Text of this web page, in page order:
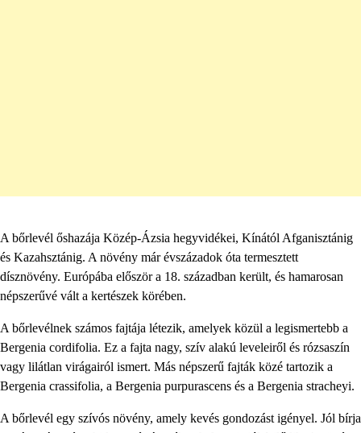
A bőrlevél őshazája Közép-Ázsia hegyvidékei, Kínától Afganisztánig
és Kazahsztánig. A növény már évszázadok óta termesztett
dísznövény. Európába először a 18. században került, és hamarosan
népszerűvé vált a kertészek körében.
A bőrlevélnek számos fajtája létezik, amelyek közül a legismertebb a
Bergenia cordifolia. Ez a fajta nagy, szív alakú leveleiről és rózsaszín
vagy lilátlan virágairól ismert. Más népszerű fajták közé tartozik a
Bergenia crassifolia, a Bergenia purpurascens és a Bergenia stracheyi.
A bőrlevél egy szívós növény, amely kevés gondozást igényel. Jól bírja